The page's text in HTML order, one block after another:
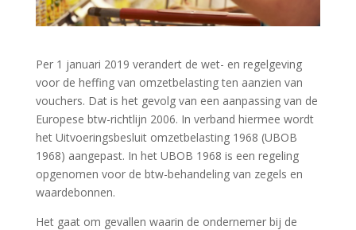
Per 1 januari 2019 verandert de wet- en regelgeving
voor de heffing van omzetbelasting ten aanzien van
vouchers. Dat is het gevolg van een aanpassing van de
Europese btw-richtlijn 2006. In verband hiermee wordt
het Uitvoeringsbesluit omzetbelasting 1968 (UBOB
1968) aangepast. In het UBOB 1968 is een regeling
opgenomen voor de btw-behandeling van zegels en
waardebonnen.
Het gaat om gevallen waarin de ondernemer bij de